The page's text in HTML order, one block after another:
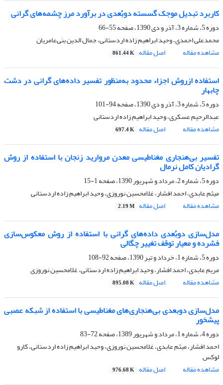
کاربرد تبدیل موجک گسسته دوبُعدی در برآورد مرز چشمه‌‌های گرانی
دوره 5، شماره 3، آذر و دی 1390، صفحه
55-66
محمدعلی احمدی، وحید ابراهیم زاده اردستانی، جمال الدین بنی‌عامریان
مشاهده مقاله
اصل مقاله 861.44 K
استفاده ازروش اجزاء محدود به‌منظور تفسیر داده‌‌های گرانی در دشت
چابهار
دوره 5، شماره 3، آذر و دی 1390، صفحه
94-101
عبدالرحیم عسکری، وحید ابراهیم زاده اردستانی
مشاهده مقاله
اصل مقاله 697.4 K
تفسیر بی‌هنجاری‌ مغناطیسی معدن مروارید زنجان با استفاده از روش‌
گرادیان کامل نرمال
دوره 5، شماره 2، مرداد و شهریور 1390، صفحه
1-15
میثم عابدی، احمد افشار، غلامحسین نوروزی، وحید ابراهیم زاده اردستانی
مشاهده مقاله
اصل مقاله 2.19 M
مدل‌سازی دوبُعدی داده‌های گرانی‌ با استفاده از روش معکوس‌سازی
فشرده و معیار توقف تغییر چگالی
دوره 5، شماره 1، خرداد و تیر 1390، صفحه
92-108
مریم عابدی، احمد افشار، وحید ابراهیم زاده اردستانی، غلامحسین نوروزی
مشاهده مقاله
اصل مقاله 895.08 K
مدل‌سازی دوبعدی بی‌هنجاری‌های مغناطیسی با استفاده از شبکه عصبی
پیشخور
دوره 4، شماره 1، مرداد و شهریور 1389، صفحه
72-83
احمد افشار، میثم عابدی، غلامحسین نوروزی، وحید ابراهیم زاده اردستانی، کارو
لوکس
مشاهده مقاله
اصل مقاله 976.68 K